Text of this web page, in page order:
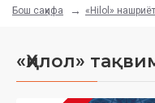
Бош саҳифа «Hilol»
«Ҳилол»